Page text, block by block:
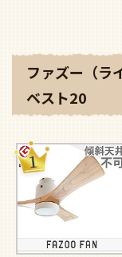
ファズー（ラ
ベスト20